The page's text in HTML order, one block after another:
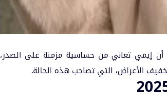
أن إيمي تعاني من حساسية مزمنة على الصدر،
الأعراض، التي تصاحب هذه الحالة.